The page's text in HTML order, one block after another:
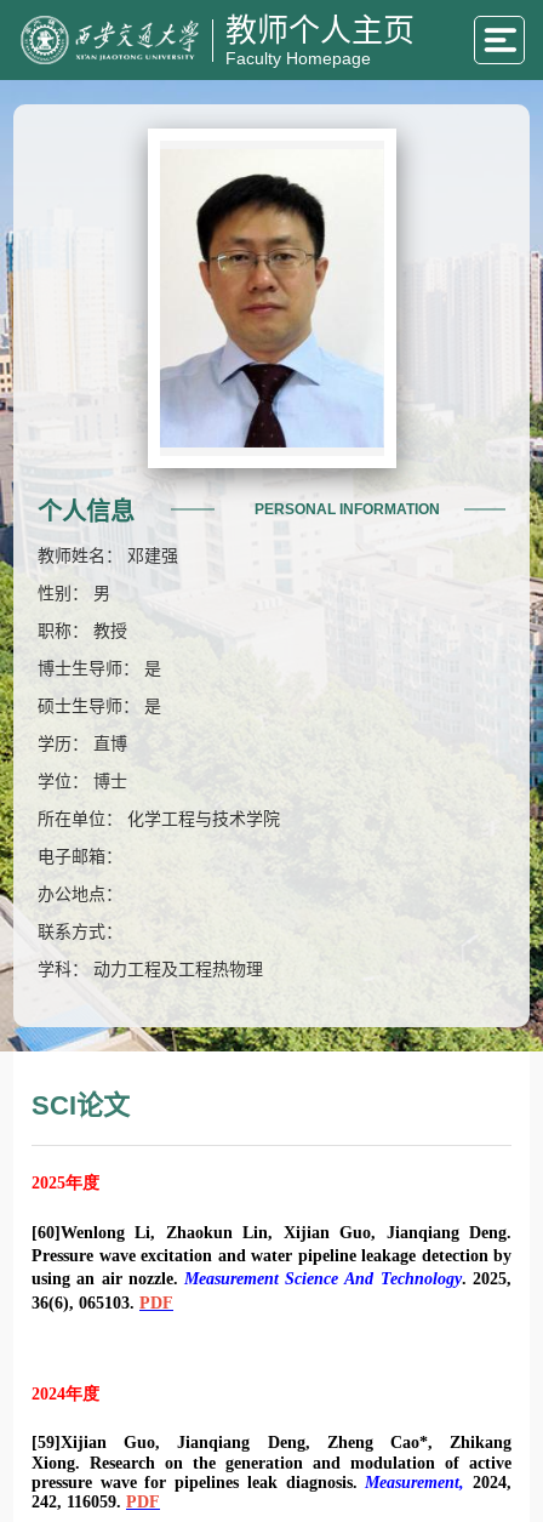
教师个人主页
Faculty Homepage
个人信息 PERSONAL INFORMATION
教师姓名： 邓建强
性别： 男
职称： 教授
博士生导师： 是
硕士生导师： 是
学历： 直博
学位： 博士
所在单位： 化学工程与技术学院
电子邮箱：
办公地点：
联系方式：
学科： 动力工程及工程热物理
SCI论文